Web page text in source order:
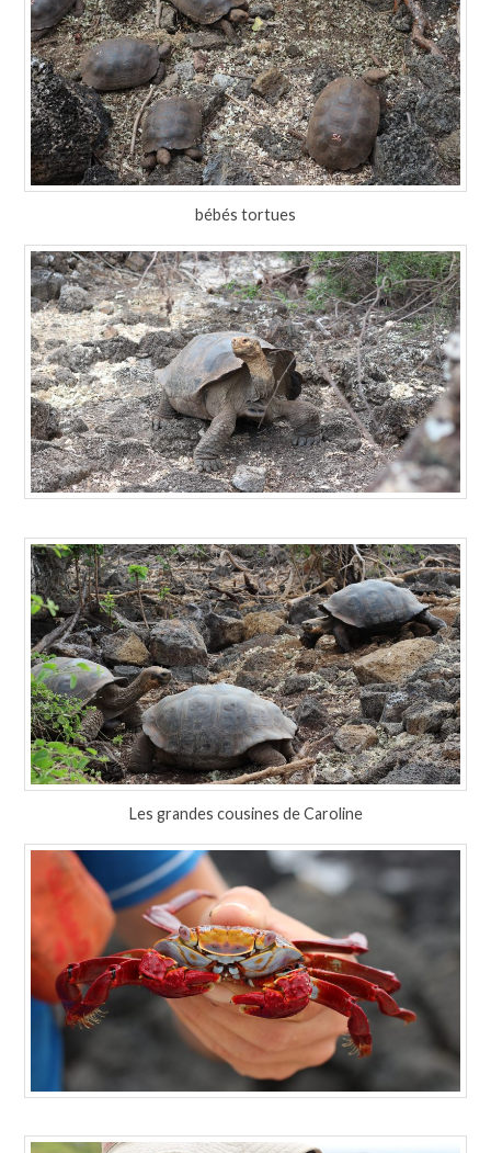
bébés tortues
Les grandes cousines de Caroline